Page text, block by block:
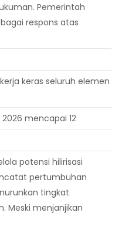
Pemerintah
respons atas
keras seluruh elemen
mencapai 12
potensi hilirisasi
pertumbuhan
tingkat
Meski menjanjikan